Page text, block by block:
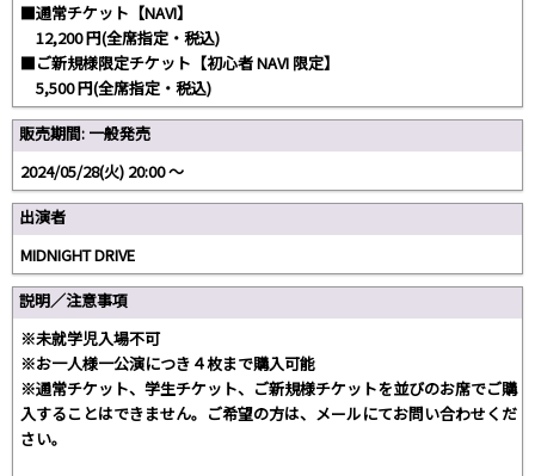
■通常チケット【NAVI】
12,200 円(全席指定・税込)
■ご新規様限定チケット【初心者 NAVI 限定】
5,500 円(全席指定・税込)
販売期間: 一般発売
2024/05/28(火) 20:00 〜
出演者
MIDNIGHT DRIVE
説明／注意事項
※未就学児入場不可
※お一人様一公演につき４枚まで購入可能
※通常チケット、学生チケット、ご新規様チケットを並びのお席でご購
入することはできません。ご希望の方は、メールにてお問い合わせくだ
さい。